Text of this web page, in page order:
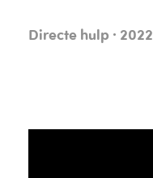
Directe hulp · 2022